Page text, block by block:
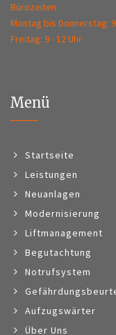
Bürozeiten:
Montag bis Donnerstag:
Freitag: 9 - 12 Uhr
Menü
Startseite
Leistungen
Neuanlagen
Modernisierung
Liftmanagement
Begutachtung
Notrufsystem
Aufzugswärter
Über Uns